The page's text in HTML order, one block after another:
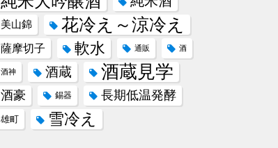
美山錦 花冷え～涼冷え
薩摩切子 軟水 通販 酒
酒神 酒蔵 酒蔵見学
酒豪 錫器 長期低温発酵
雄町 雪冷え